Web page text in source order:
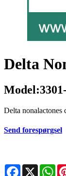
Delta
Delta nonalactones
Send forespørgsel
Facebook
X